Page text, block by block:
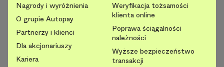
Nagrody i wyróżnienia
O grupie Autopay
Partnerzy i klienci
Dla akcjonariuszy
Kariera
Weryfikacja tożsamości
klienta online
Poprawa ściągalności
należności
Wyższe bezpieczeństwo
transakcji